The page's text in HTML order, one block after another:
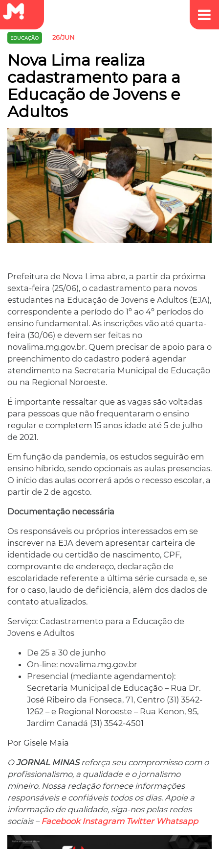
EDUCAÇÃO 26/JUN
Nova Lima realiza
cadastramento para a
Educação de Jovens e
Adultos
Prefeitura de Nova Lima abre, a partir da próxima
sexta-feira (25/06), o cadastramento para novos
estudantes na Educação de Jovens e Adultos (EJA),
correspondente a período do 1º ao 4º períodos do
ensino fundamental. As inscrições vão até quarta-
feira (30/06) e devem ser feitas no
novalima.mg.gov.br. Quem precisar de apoio para o
preenchimento do cadastro poderá agendar
atendimento na Secretaria Municipal de Educação
ou na Regional Noroeste.
É importante ressaltar que as vagas são voltadas
para pessoas que não frequentaram o ensino
regular e completem 15 anos idade até 5 de julho
de 2021.
Em função da pandemia, os estudos seguirão em
ensino híbrido, sendo opcionais as aulas presencias.
O início das aulas ocorrerá após o recesso escolar, a
partir de 2 de agosto.
Documentação necessária
Os responsáveis ou próprios interessados em se
inscrever na EJA devem apresentar carteira de
identidade ou certidão de nascimento, CPF,
comprovante de endereço, declaração de
escolaridade referente a última série cursada e, se
for o caso, laudo de deficiência, além dos dados de
contato atualizados.
Serviço: Cadastramento para a Educação de
Jovens e Adultos
De 25 a 30 de junho
On-line: novalima.mg.gov.br
Presencial (mediante agendamento):
Secretaria Municipal de Educação – Rua Dr.
José Ribeiro da Fonseca, 71, Centro (31) 3542-
1262 – e Regional Noroeste – Rua Kenon, 95,
Jardim Canadá (31) 3542-4501
Por Gisele Maia
OJORNAL MINASreforça seu compromisso com o
profissionalismo, a qualidade e o jornalismo
mineiro. Nossa redação fornece informações
responsáveis ​​e confiáveis ​​todos os dias. Apoie a
informação de qualidade, siga-nos pelas redes
sociais – Facebook Instagram Twitter Whatsapp